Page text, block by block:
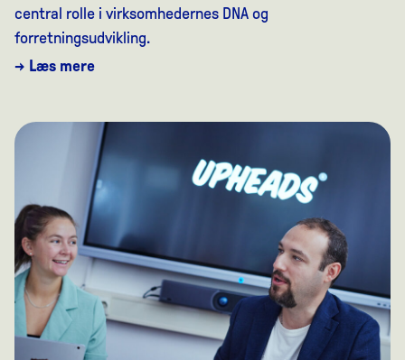
central rolle i virksomhedernes DNA og
forretningsudvikling.
→ Læs mere